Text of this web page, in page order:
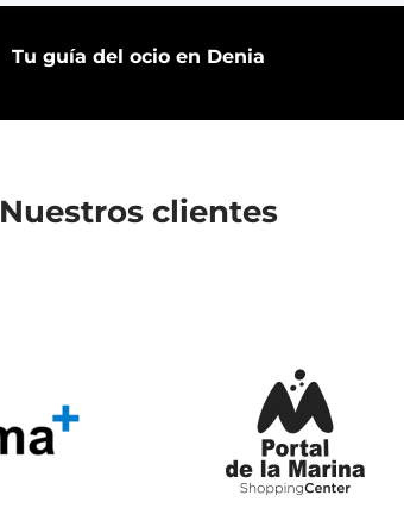
Tu guía del ocio en Denia
Nuestros clientes